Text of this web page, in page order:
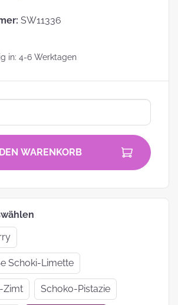
SW11336
in: 4-6 Werktagen
WARENKORB
Schoki-Limette
Zimt Schoko-Pistazie